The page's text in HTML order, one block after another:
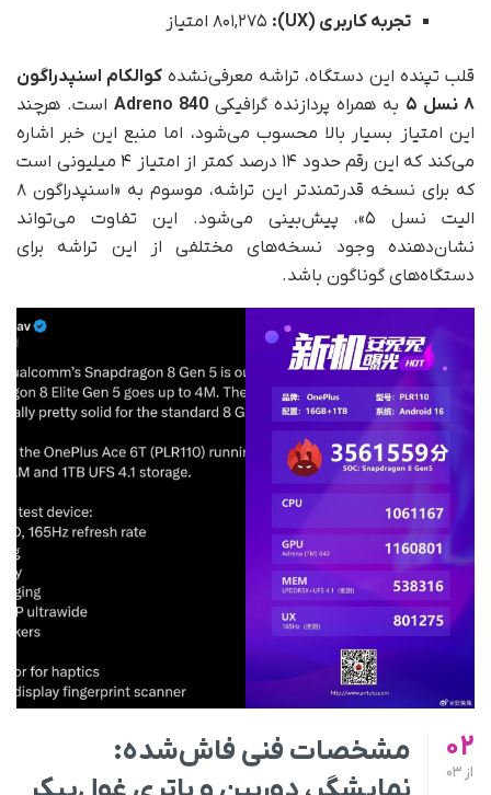
تجربه کاربری (UX):
قلب تپنده این دستگاه، تراشه معرفی‌نشده کوالکام اسنپدراگون
۸ نسل ۵
به همراه پردازنده گرافیکی Adreno 840 است. هرچند
این امتیاز بسیار بالا محسوب می‌شود، اما منبع این خبر اشاره
می‌کند که این رقم حدود ۱۴ درصد کمتر از امتیاز ۴ میلیونی است
که برای نسخه قدرتمندتر این تراشه، موسوم به «اسنپدراگون ۸
الیت نسل ۵»، پیش‌بینی می‌شود. این تفاوت می‌تواند
نشان‌دهنده وجود نسخه‌های مختلفی از این تراشه برای
دستگاه‌های گوناگون باشد.
02
از
مشخصات فنی فاش‌شده: